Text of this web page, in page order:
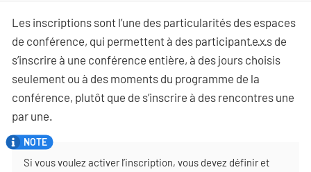
Les inscriptions sont l’une des particularités des espaces
de conférence, qui permettent à des participant·e·x·s de
s’inscrire à une conférence entière, à des jours choisis
seulement ou à des moments du programme de la
conférence, plutôt que de s’inscrire à des rencontres une
par une.
Si vous voulez activer l’inscription, vous devez définir et